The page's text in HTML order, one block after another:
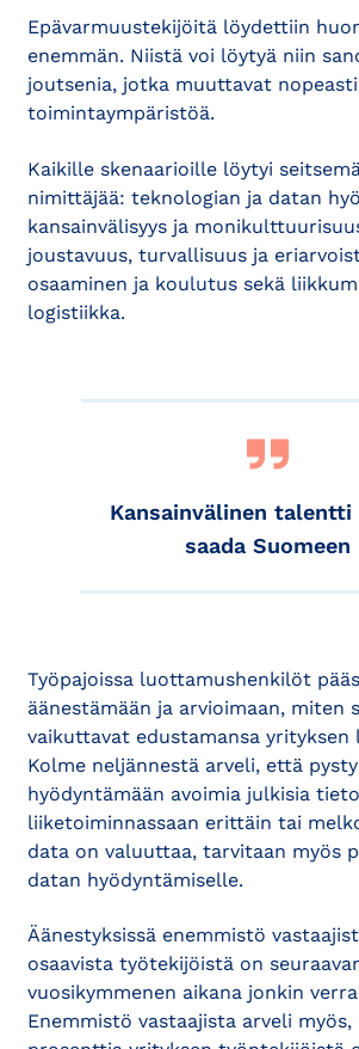
Epävarmuustekijöitä löydettiin
enemmän. Niistä voi löytyä niin
joutsenia, jotka muuttavat
toimintaympäristöä.
Kaikille skenaarioille löytyi
nimittäjää: teknologian ja datan
kansainvälisyys ja
joustavuus, turvallisuus ja
osaaminen ja koulutus sekä
logistiikka.
Kansainvälinen
saada Suomeen
Työpajoissa luottamushenkilöt
äänestämään ja arvioimaan, miten
vaikuttavat edustamansa yrityksen
Kolme neljännestä arveli, että
hyödyntämään avoimia julkisia
liiketoiminnassaan erittäin tai
data on valuuttaa, tarvitaan myös
datan hyödyntämiselle.
Äänestyksissä enemmistö
osaavista työtekijöistä on
vuosikymmenen aikana jonkin
Enemmistö vastaajista arveli